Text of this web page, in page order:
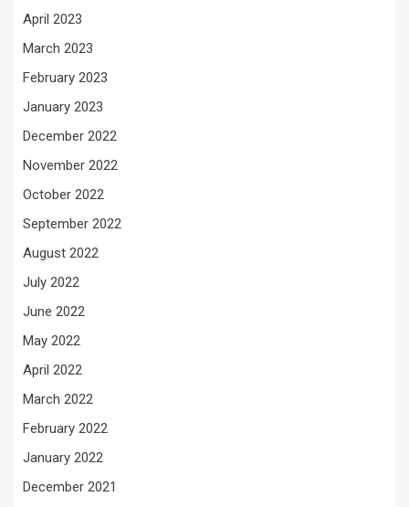
April 2023
March 2023
February 2023
January 2023
December 2022
November 2022
October 2022
September 2022
August 2022
July 2022
June 2022
May 2022
April 2022
March 2022
February 2022
January 2022
December 2021